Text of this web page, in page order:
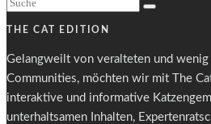
THE CAT EDITION
Gelangweilt von veralteten und
Communities, möchten wir mit The
interaktive und informative
unterhaltsamen Inhalten,